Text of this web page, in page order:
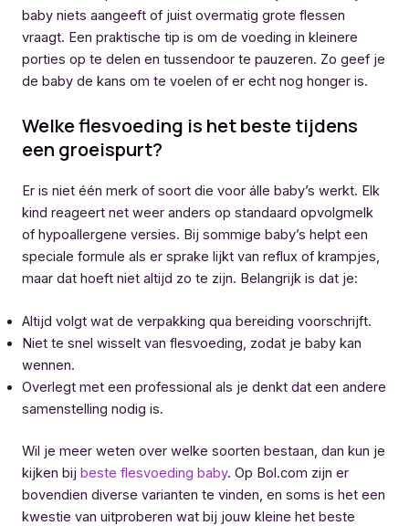
baby niets aangeeft of juist overmatig grote flessen
vraagt. Een praktische tip is om de voeding in kleinere
porties op te delen en tussendoor te pauzeren. Zo geef je
de baby de kans om te voelen of er echt nog honger is.
Welke flesvoeding is het beste tijdens
een groeispurt?
Er is niet één merk of soort die voor álle baby’s werkt. Elk
kind reageert net weer anders op standaard opvolgmelk
of hypoallergene versies. Bij sommige baby’s helpt een
speciale formule als er sprake lijkt van reflux of krampjes,
maar dat hoeft niet altijd zo te zijn. Belangrijk is dat je:
Altijd volgt wat de verpakking qua bereiding voorschrijft.
Niet te snel wisselt van flesvoeding, zodat je baby kan
wennen.
Overlegt met een professional als je denkt dat een andere
samenstelling nodig is.
Wil je meer weten over welke soorten bestaan, dan kun je
kijken bij beste flesvoeding baby. Op Bol.com zijn er
bovendien diverse varianten te vinden, en soms is het een
kwestie van uitproberen wat bij jouw kleine het beste